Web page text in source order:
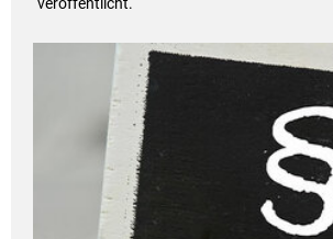
veröffentlicht.